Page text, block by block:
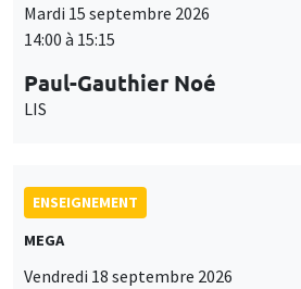
Mardi 15 septembre 2026
14:00 à 15:15
Paul-Gauthier Noé
LIS
ENSEIGNEMENT
MEGA
Vendredi 18 septembre 2026